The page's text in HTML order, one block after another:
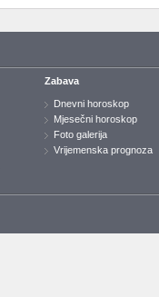
Zabava
Dnevni horoskop
Mjesečni horoskop
Foto galerija
Vrijemenska prognoza